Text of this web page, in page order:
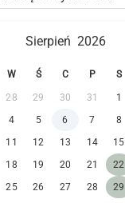
Sierpień 2026
W Ś C P S
28 29 30 31 1
4 5 6 7 8
11 12 13 14 15
18 19 20 21 22
25 26 27 28 29